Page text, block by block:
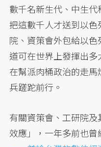
數千名新生代、中生
把這數千人才送到以
院、資策會外包給以
道可在世界上發揮出
在幫派肉桶政治的走
兵蹉跎前行。
有關資策會、工研院
效應」，一年多前也曾